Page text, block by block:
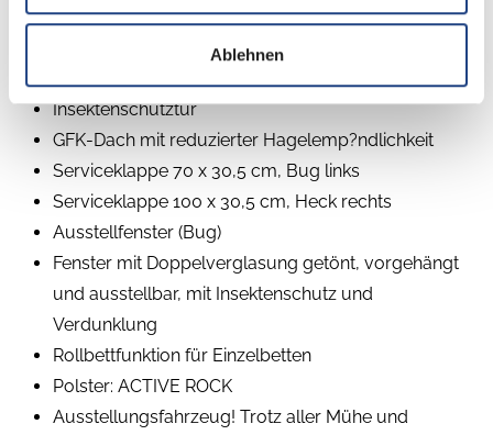
Ablehnen
Schwerlastkurbelstützen
Insektenschutztür
GFK-Dach mit reduzierter Hagelemp?ndlichkeit
Serviceklappe 70 x 30,5 cm, Bug links
Serviceklappe 100 x 30,5 cm, Heck rechts
Ausstellfenster (Bug)
Fenster mit Doppelverglasung getönt, vorgehängt
und ausstellbar, mit Insektenschutz und
Verdunklung
Rollbettfunktion für Einzelbetten
Polster: ACTIVE ROCK
Ausstellungsfahrzeug! Trotz aller Mühe und